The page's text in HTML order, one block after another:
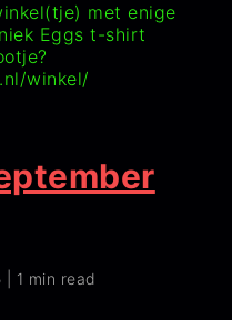
met enige
Eggs t-shirt
winkel/
1 min read